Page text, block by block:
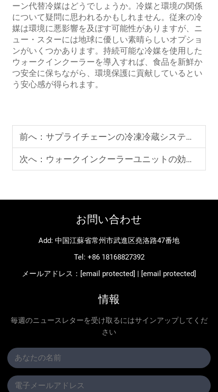
ーン代替冷媒はどうでしょうか。冷媒と環境の関係
について疑問に思われるかもしれません。従来の冷
媒は環境に悪影響を及ぼす可能性がありますが、ニ
ュー・スターには地球に優しい素晴らしいオプショ
ンがいくつかあります。持続可能な冷媒を使用した
ウォークインクーラーを導入すれば、食品を新鮮か
つ安全に保ちながら、環境保護に貢献しているとい
う安心感が得られます。
前へ： サプライチェーンの冷凍冷蔵システムにおける冷蔵庫の役割
次へ： ウォークインクーラーユニットの効率がエネルギー料金に与える影響
お問い合わせ
Add: 中国江蘇省常州市武進区堯洛路47番地
Tel: +86 18168827392
メールアドレス： [email protected] | [email protected]
情報
毎週のニュースレターを受け取るにはサインアップしてくだ
さい